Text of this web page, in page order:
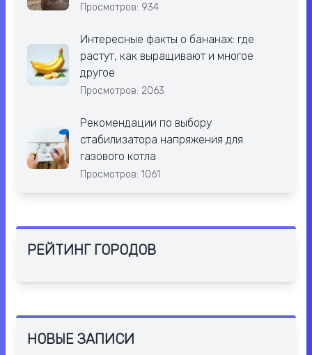
Просмотров: 934
Интересные факты о бананах: где
растут, как выращивают и многое
другое
Просмотров: 2063
Рекомендации по выбору
стабилизатора напряжения для
газового котла
Просмотров: 1061
РЕЙТИНГ ГОРОДОВ
НОВЫЕ ЗАПИСИ